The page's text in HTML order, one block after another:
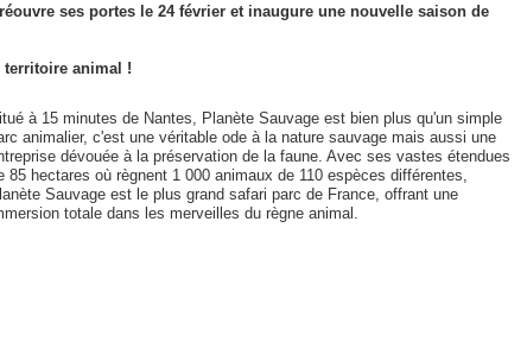
ses portes le 24 février et inaugure une nouvelle saison de
territoire animal !
à 15 minutes de Nantes, Planète Sauvage est bien plus qu'un simple
animalier, c'est une véritable ode à la nature sauvage mais aussi une
dévouée à la préservation de la faune. Avec ses vastes étendues
85 hectares où règnent 1 000 animaux de 110 espèces différentes,
Sauvage est le plus grand safari parc de France, offrant une
totale dans les merveilles du règne animal.